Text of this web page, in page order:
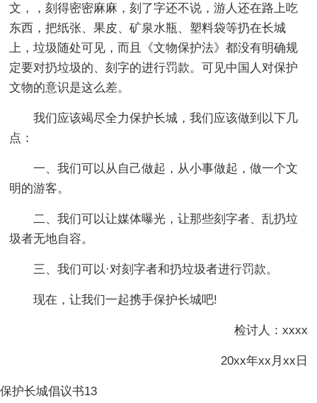
文，，刻得密密麻麻，刻了字还不说，游人还在路上吃
东西，把纸张、果皮、矿泉水瓶、塑料袋等扔在长城
上，垃圾随处可见，而且《文物保护法》都没有明确规
定要对扔垃圾的、刻字的进行罚款。可见中国人对保护
文物的意识是这么差。
我们应该竭尽全力保护长城，我们应该做到以下几
点：
一、我们可以从自己做起，从小事做起，做一个文
明的游客。
二、我们可以让媒体曝光，让那些刻字者、乱扔垃
圾者无地自容。
三、我们可以·对刻字者和扔垃圾者进行罚款。
现在，让我们一起携手保护长城吧!
检讨人：xxxx
20xx年xx月xx日
保护长城倡议书13